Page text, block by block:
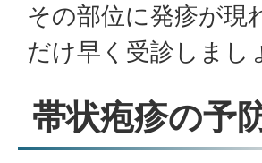
その部位に発疹が現
だけ早く受診しまし
帯状疱疹の予